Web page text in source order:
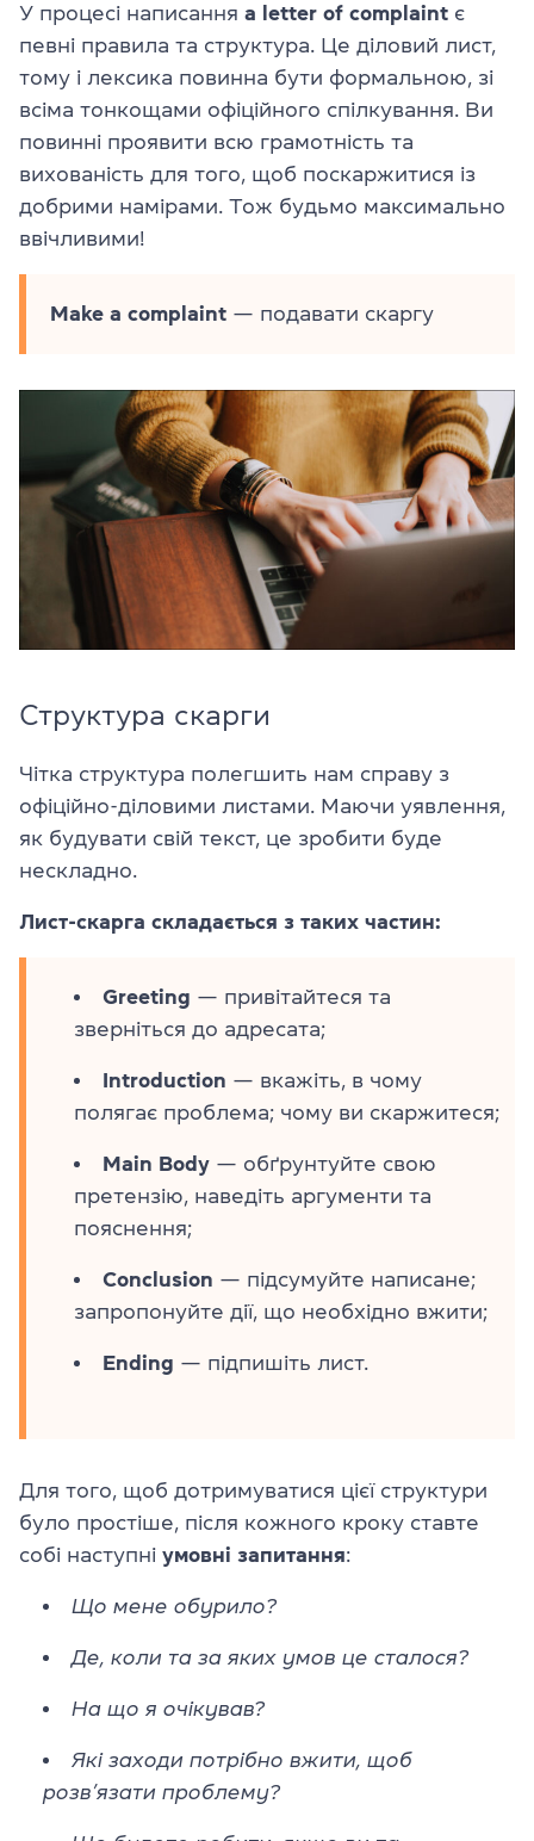
У процесі написання a letter of complaint є
певні правила та структура. Це діловий лист,
тому і лексика повинна бути формальною, зі
всіма тонкощами офіційного спілкування. Ви
повинні проявити всю грамотність та
вихованість для того, щоб поскаржитися із
добрими намірами. Тож будьмо максимально
ввічливими!
Make a complaint — подавати скаргу
Структура скарги
Чітка структура полегшить нам справу з
офіційно-діловими листами. Маючи уявлення,
як будувати свій текст, це зробити буде
нескладно.
Лист-скарга складається з таких частин:
Greeting — привітайтеся та
зверніться до адресата;
Introduction — вкажіть, в чому
полягає проблема; чому ви скаржитеся;
Main Body — обґрунтуйте свою
претензію, наведіть аргументи та
пояснення;
Conclusion — підсумуйте написане;
запропонуйте дії, що необхідно вжити;
Ending — підпишіть лист.
Для того, щоб дотримуватися цієї структури
було простіше, після кожного кроку ставте
собі наступні умовні запитання:
Що мене обурило?
Де, коли та за яких умов це сталося?
На що я очікував?
Які заходи потрібно вжити, щоб
розв’язати проблему?